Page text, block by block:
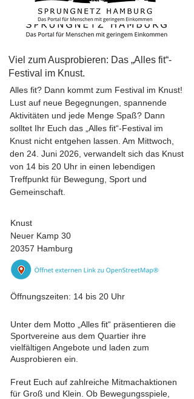
Viel zum Ausprobieren: Das „Alles fit“-
Festival im Knust.
Alles fit? Dann kommt zum Festival im Knust!
Lust auf neue Begegnungen, spannende
Aktivitäten und jede Menge Spaß? Dann
solltet Ihr Euch das „Alles fit“-Festival im
Knust nicht entgehen lassen. Am Mittwoch,
den 24. Juni 2026, verwandelt sich das Knust
von 14 bis 20 Uhr in einen lebendigen
Treffpunkt für Bewegung, Sport und
Gemeinschaft.
Knust
Neuer Kamp 30
20357 Hamburg
Öffnungszeiten: 14 bis 20 Uhr
Unter dem Motto „Alles fit“ präsentieren die
Sportvereine aus dem Quartier ihre
vielfältigen Angebote und laden zum
Ausprobieren ein.
Freut Euch auf zahlreiche Mitmachaktionen
für Groß und Klein. Ob Bewegungsspiele,